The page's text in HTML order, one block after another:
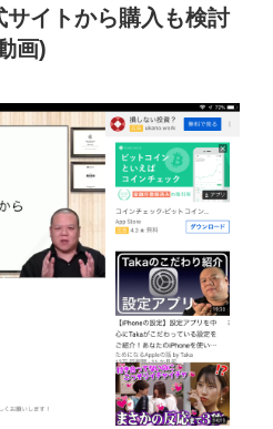
イトから購入も検討
画)